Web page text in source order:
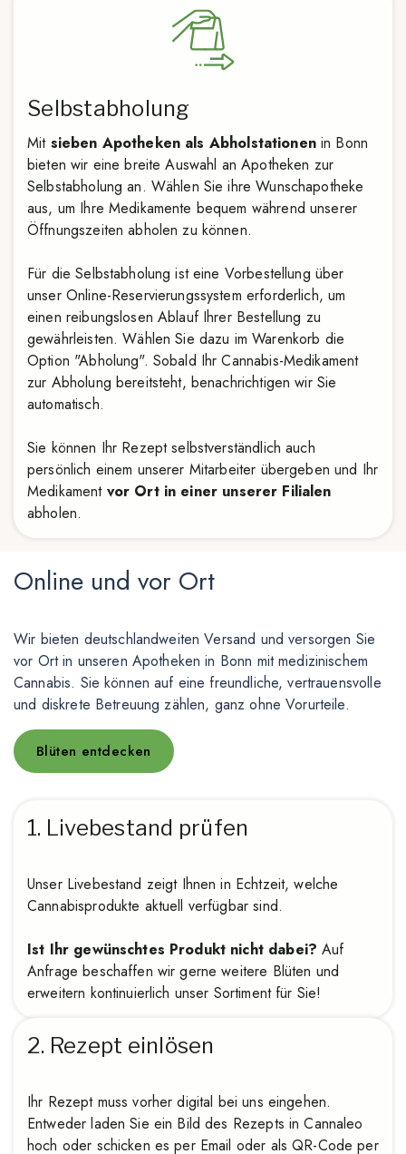
Selbstabholung
Mit sieben Apotheken als Abholstationenin Bonn
bieten wir eine breite Auswahl an Apotheken zur
Selbstabholung an. Wählen Sie ihre Wunschapotheke
aus, um Ihre Medikamente bequem während unserer
Öffnungszeiten abholen zu können.
Für die Selbstabholung ist eine Vorbestellung über
unser Online-Reservierungssystem erforderlich, um
einen reibungslosen Ablauf Ihrer Bestellung zu
gewährleisten. Wählen Sie dazu im Warenkorb die
Option "Abholung". Sobald Ihr Cannabis-Medikament
zur Abholung bereitsteht, benachrichtigen wir Sie
automatisch.
Sie können Ihr Rezept selbstverständlich auch
persönlich einem unserer Mitarbeiter übergeben und Ihr
Medikament vor Ort in einer unserer Filialen
abholen.
Online und vor Ort
Wir bieten deutschlandweiten Versand und versorgen Sie
vor Ort in unseren Apotheken in Bonn mit medizinischem
Cannabis. Sie können auf eine freundliche, vertrauensvolle
und diskrete Betreuung zählen, ganz ohne Vorurteile.
Blüten entdecken
1. Livebestand prüfen
Unser Livebestand zeigt Ihnen in Echtzeit, welche
Cannabisprodukte aktuell verfügbar sind.
Ist Ihr gewünschtes Produkt nicht dabei? Auf
Anfrage beschaffen wir gerne weitere Blüten und
erweitern kontinuierlich unser Sortiment für Sie!
2. Rezept einlösen
Ihr Rezept muss vorher digital bei uns eingehen.
Entweder laden Sie ein Bild des Rezepts in Cannaleo
hoch oder schicken es per Email oder als QR-Code per